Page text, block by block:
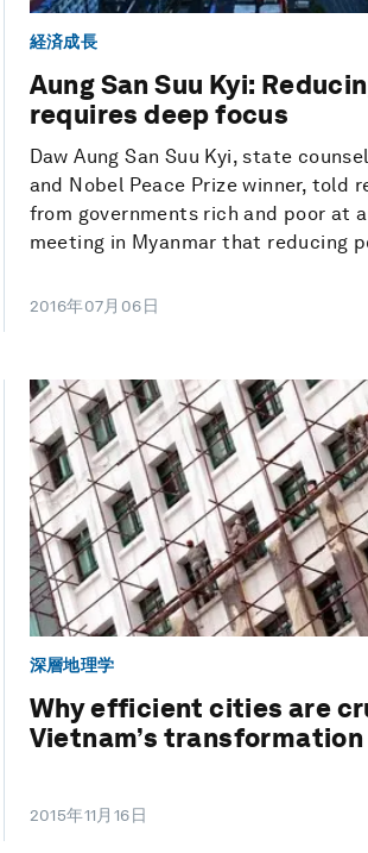
経済成長
Aung San Suu Kyi:
requires deep focus
Daw Aung San Suu Kyi, state
and Nobel Peace Prize winner, told
from governments rich and poor at
meeting in Myanmar that reducing
2016年07月06日
深層地理学
Why efficient cities are
Vietnam’s transformation
2015年11月16日